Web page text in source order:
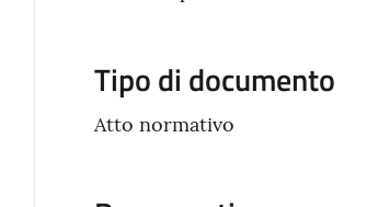
Tipo di documento
Atto normativo